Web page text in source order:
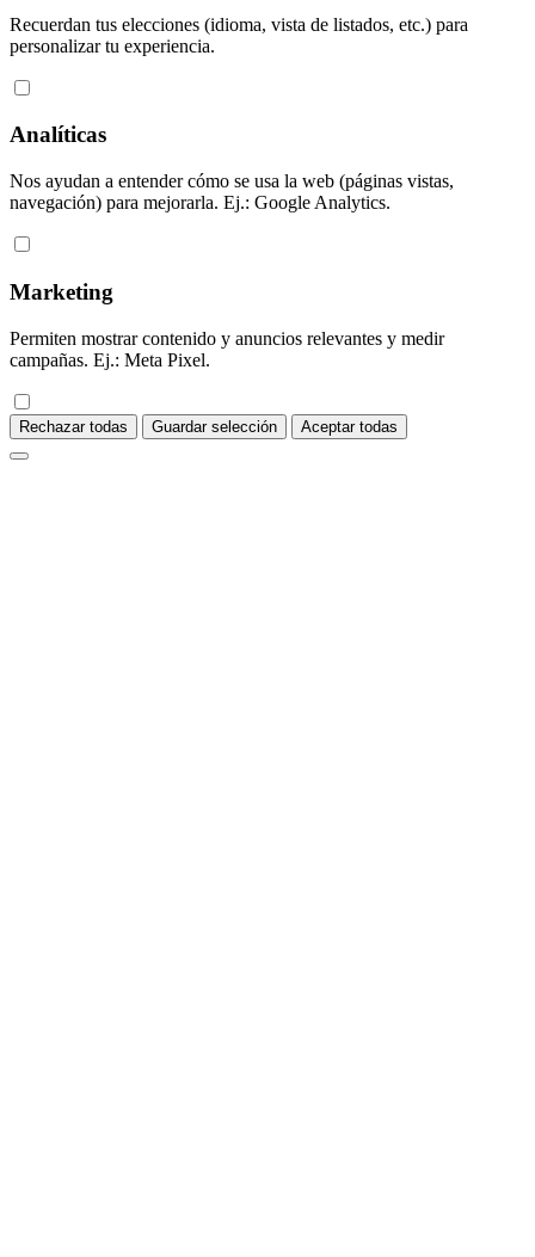
Recuerdan tus elecciones (idioma, vista de listados, etc.) para
personalizar tu experiencia.
Analíticas
Nos ayudan a entender cómo se usa la web (páginas vistas,
navegación) para mejorarla. Ej.: Google Analytics.
Marketing
Permiten mostrar contenido y anuncios relevantes y medir
campañas. Ej.: Meta Pixel.
Rechazar todas Guardar selección Aceptar todas